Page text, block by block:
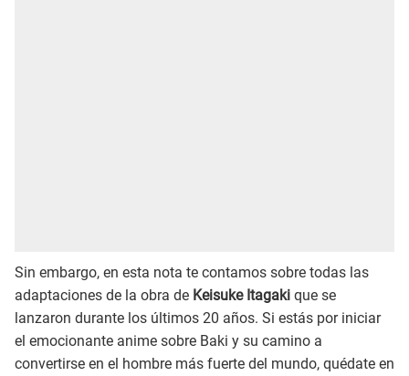
Sin embargo, en esta nota te contamos sobre todas las
adaptaciones de la obra de Keisuke Itagaki que se
lanzaron durante los últimos 20 años. Si estás por iniciar
el emocionante anime sobre Baki y su camino a
convertirse en el hombre más fuerte del mundo, quédate en